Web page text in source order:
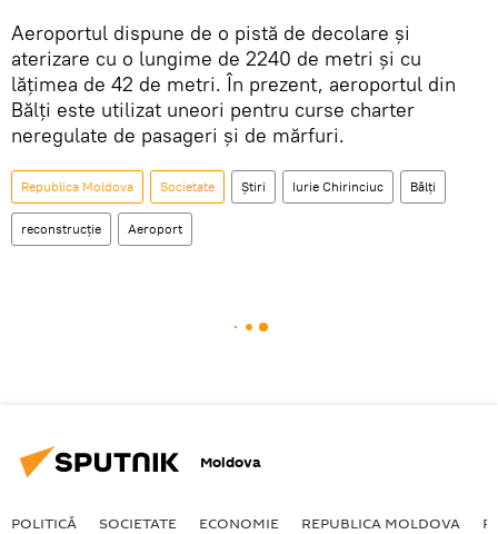
Aeroportul dispune de o pistă de decolare și
aterizare cu o lungime de 2240 de metri și cu
lățimea de 42 de metri. În prezent, aeroportul din
Bălți este utilizat uneori pentru curse charter
neregulate de pasageri și de mărfuri.
Republica Moldova Societate Știri Iurie Chirinciuc Bălți
reconstrucție Aeroport
Moldova
POLITICĂ SOCIETATE ECONOMIE REPUBLICA MOLDOVA